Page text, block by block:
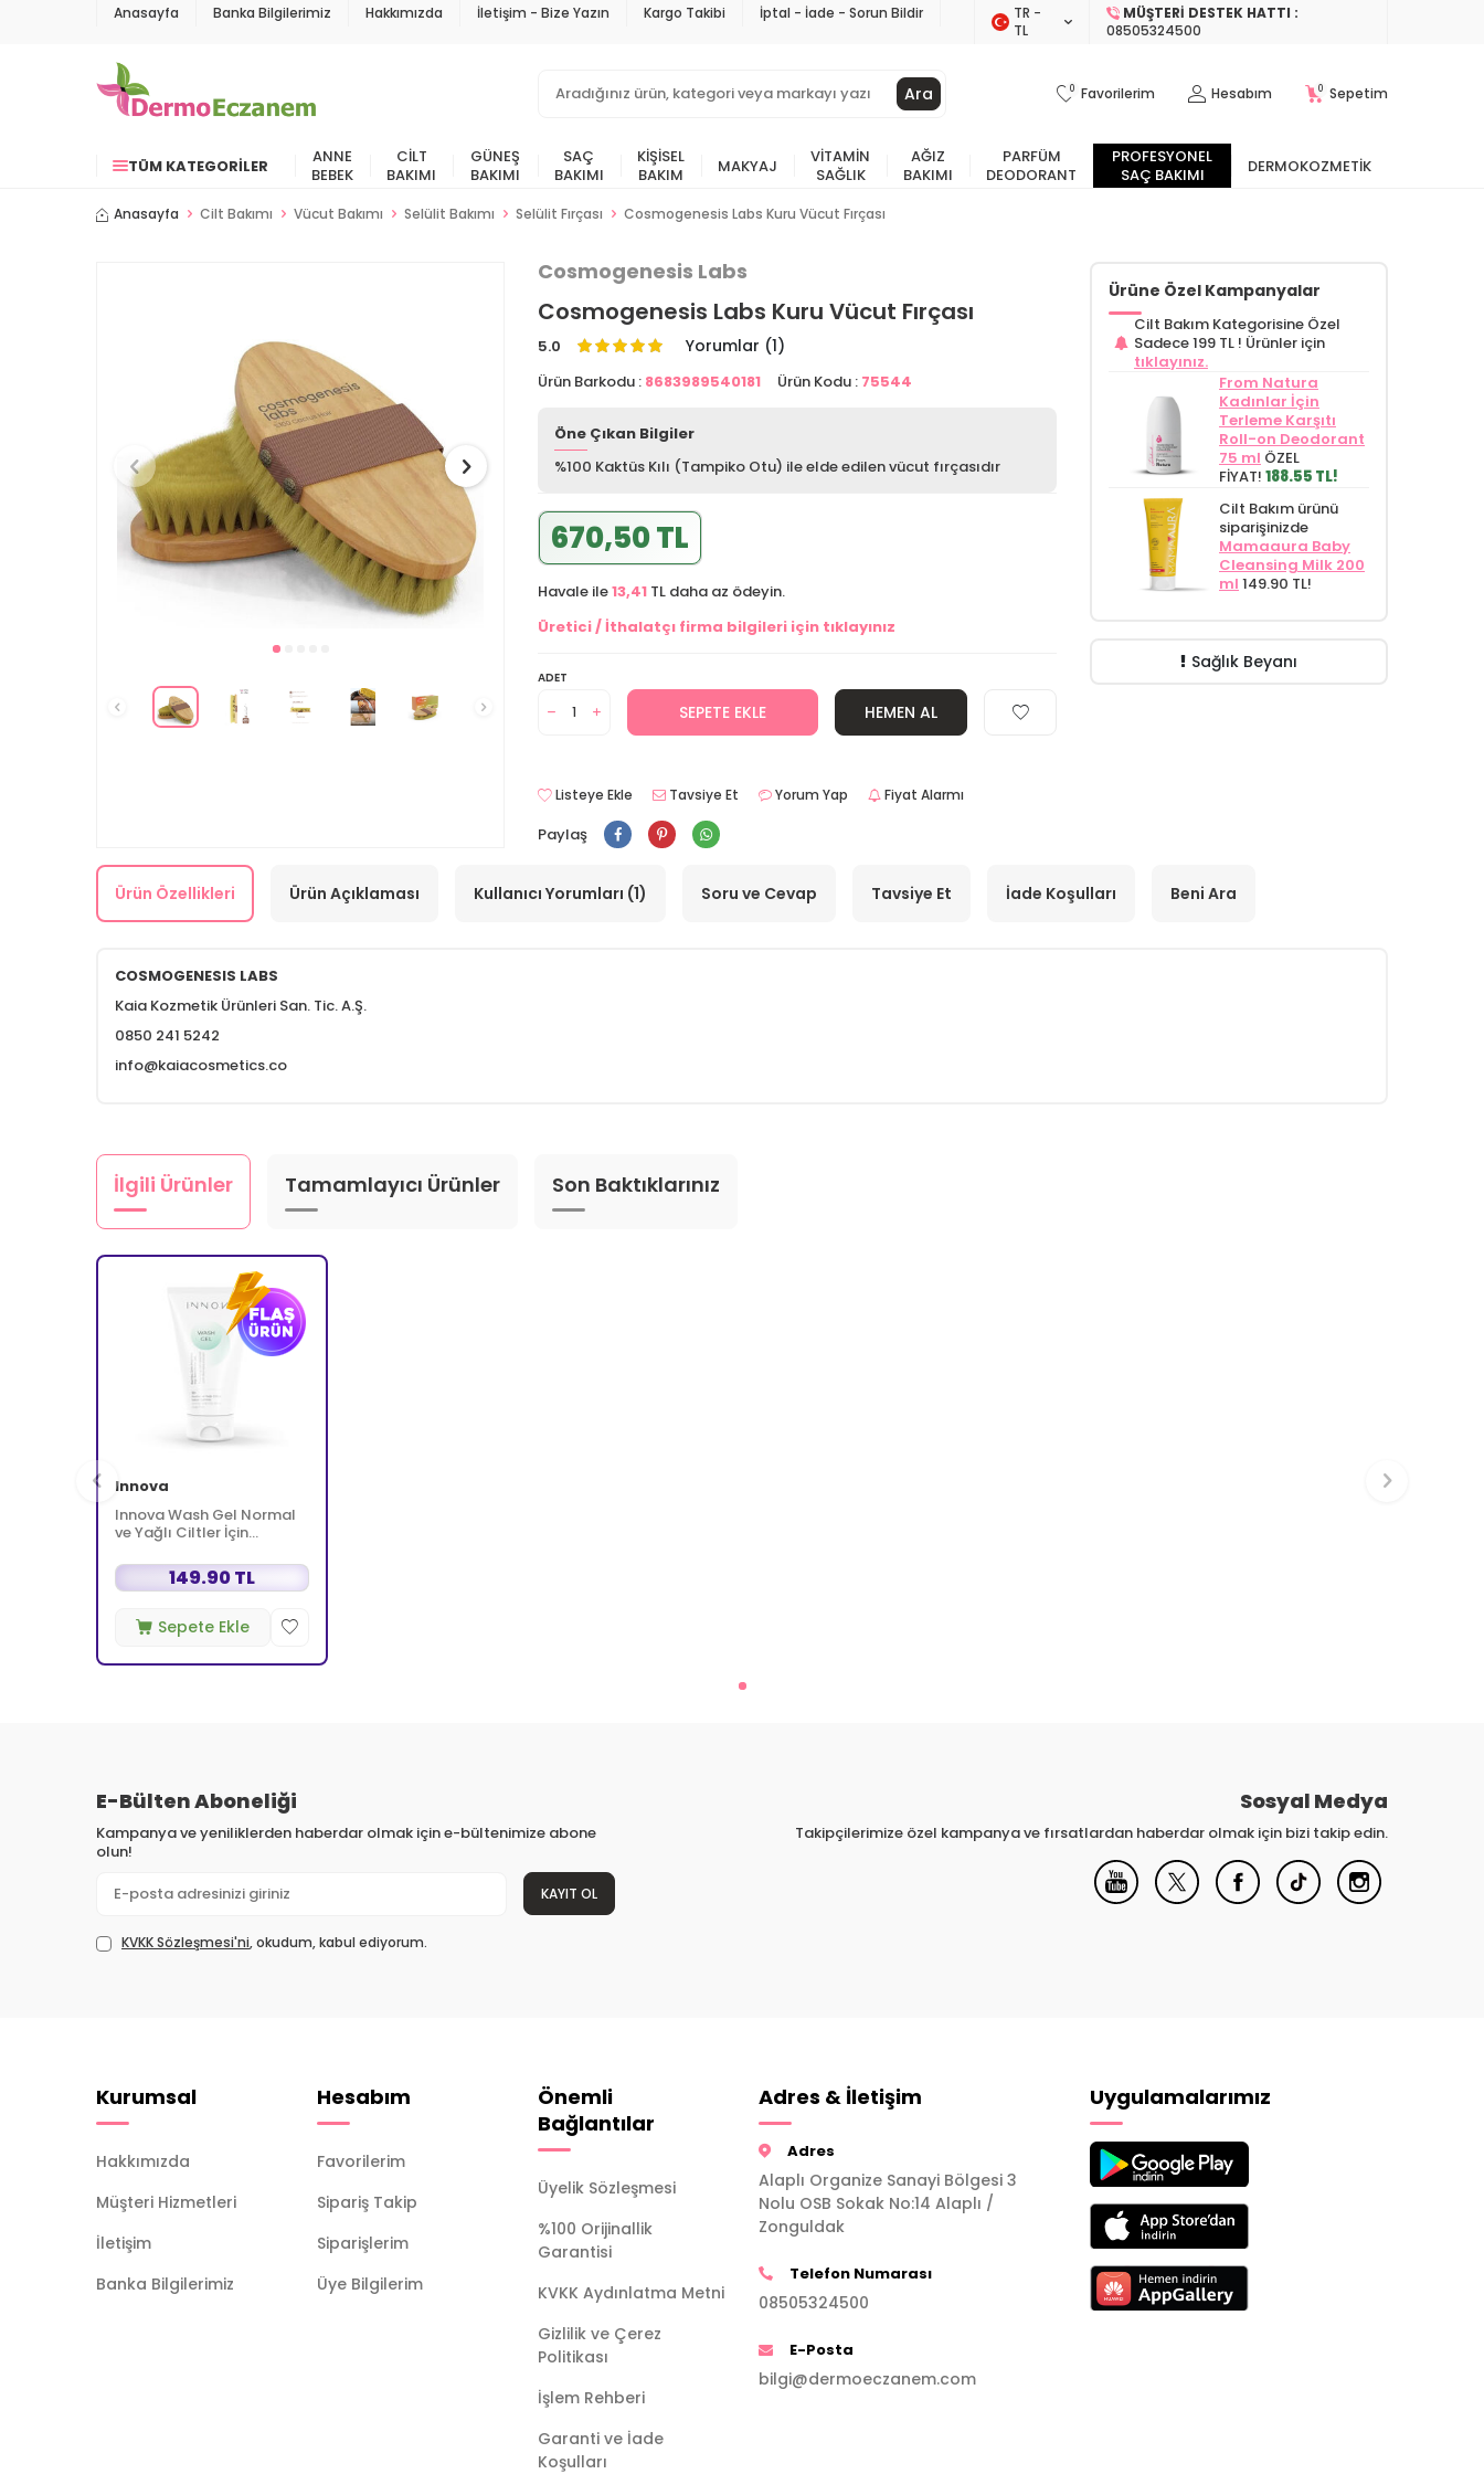
Anasayfa Banka Bilgilerimiz Hakkımızda İletişim - Bize Yazın Kargo Takibi İptal - İade - Sorun Bildir
TR −
TL
MÜŞTERI DESTEK HATTI :
08505324500
Ara 0 Favorilerim Hesabım 0 Sepetim
TÜM KATEGORILER
ANNE
BEBEK
CILT
BAKIMI
GÜNEŞ
BAKIMI
SAÇ
BAKIMI
KIŞISEL
BAKIM
MAKYAJ
VITAMIN
SAĞLIK
AĞIZ
BAKIMI
PARFÜM
DEODORANT
PROFESYONEL
SAÇ BAKIMI
DERMOKOZMETIK
Anasayfa Cilt Bakımı Vücut Bakımı Selülit Bakımı Selülit Fırçası Cosmogenesis Labs Kuru Vücut Fırçası
Cosmogenesis Labs
Cosmogenesis Labs Kuru Vücut Fırçası
5.0 Yorumlar (1)
Ürün Barkodu : 8683989540181 Ürün Kodu : 75544
Öne Çıkan Bilgiler
%100 Kaktüs Kılı (Tampiko Otu) ile elde edilen vücut fırçasıdır
670,50 TL
Havale ile13,41 TL daha az ödeyin.
Üretici / İthalatçı firma bilgileri için tıklayınız
ADET
SEPETE EKLE HEMEN AL
Listeye Ekle Tavsiye Et Yorum Yap Fiyat Alarmı
Paylaş
Ürüne Özel Kampanyalar
Cilt Bakım Kategorisine Özel
Sadece 199 TL ! Ürünler için
tıklayınız.
From Natura
Kadınlar İçin
Terleme Karşıtı
Roll-on Deodorant
75 ml ÖZEL
FİYAT! 188.55 TL!
Cilt Bakım ürünü
siparişinizde
Mamaaura Baby
Cleansing Milk 200
ml 149.90 TL!
Sağlık Beyanı
Ürün Özellikleri Ürün Açıklaması Kullanıcı Yorumları (1) Soru ve Cevap Tavsiye Et İade Koşulları Beni Ara
COSMOGENESIS LABS
Kaia Kozmetik Ürünleri San. Tic. A.Ş.
0850 241 5242
info@kaiacosmetics.co
İlgili Ürünler Tamamlayıcı Ürünler Son Baktıklarınız
Innova
Innova Wash Gel Normal
ve Yağlı Ciltler İçin
150 ml 149.90 TL
Sepete Ekle
E-Bülten Aboneliği
Kampanya ve yeniliklerden haberdar olmak için e-bültenimize abone
olun!
KAYIT OL
KVKK Sözleşmesi'ni, okudum, kabul ediyorum.
Sosyal Medya
Takipçilerimize özel kampanya ve fırsatlardan haberdar olmak için bizi takip edin.
Kurumsal
Hakkımızda
Müşteri Hizmetleri
İletişim
Banka Bilgilerimiz
Hesabım
Favorilerim
Sipariş Takip
Siparişlerim
Üye Bilgilerim
Önemli
Bağlantılar
Üyelik Sözleşmesi
%100 Orijinallik
Garantisi
KVKK Aydınlatma Metni
Gizlilik ve Çerez
Politikası
İşlem Rehberi
Garanti ve İade
Koşulları
Adres & İletişim
Adres
Alaplı Organize Sanayi Bölgesi 3
Nolu OSB Sokak No:14 Alaplı /
Zonguldak
Telefon Numarası
08505324500
E-Posta
bilgi@dermoeczanem.com
Uygulamalarımız